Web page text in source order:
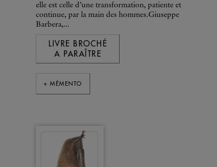
elle est celle d’une transformation, patiente et
continue, par la main des hommes.Giuseppe
Barbera,...
LIVRE BROCHÉ
A PARAÎTRE
+ MÉMENTO